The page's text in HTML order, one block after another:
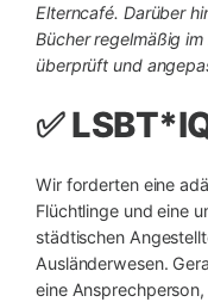
Elterncafé. Darüber
Bücher regelmäßig
überprüft und
✅
Wir forderten eine
Flüchtlinge und eine
städtischen
Ausländerwesen.
eine